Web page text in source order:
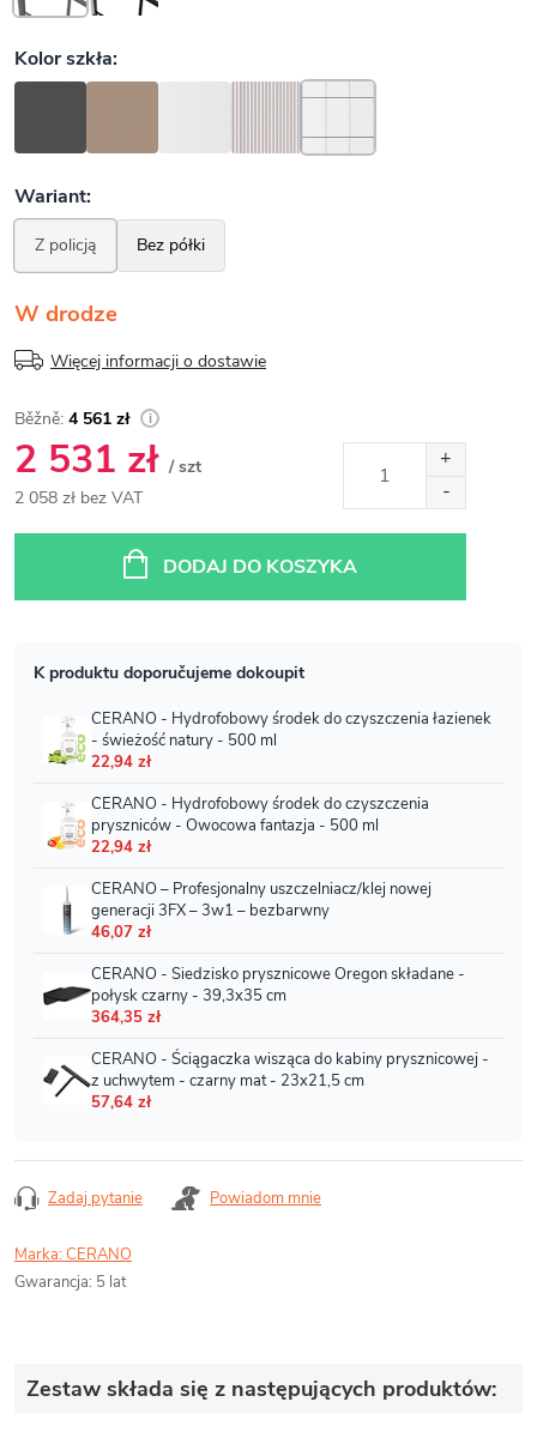
W drodze
Więcej informacji o dostawie
4 561 zł
2 531 zł / szt
2 058 zł bez VAT
DODAJ DO KOSZYKA
Zadaj pytanie Powiadom mnie
Marka:CERANO
Gwarancja: 5 lat
Zestaw składa się z następujących produktów: